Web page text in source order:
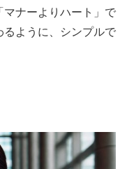
ナーよりハート」で
ように、シンプルで